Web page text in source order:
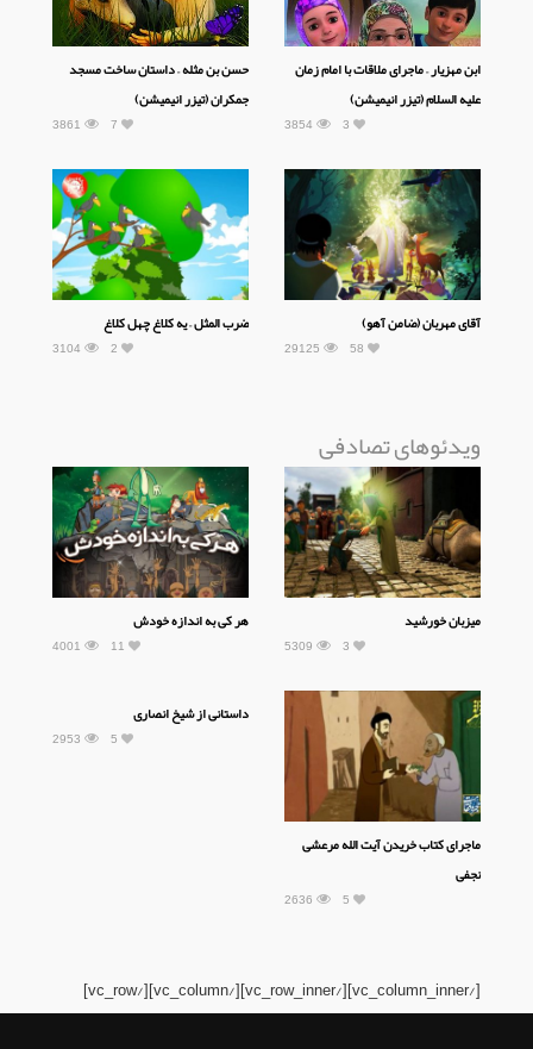
ابن مهزیار – ماجرای ملاقات با امام زمان
علیه السلام (تیزر انیمیشن)
3854 3
حسن بن مثله – داستان ساخت مسجد
جمکران (تیزر انیمیشن)
3861 7
آقای مهربان (ضامن آهو)
29125 58
ضرب المثل – یه کلاغ چهل کلاغ
3104 2
ویدئوهای تصادفی
میزبان خورشید
5309 3
هر کی به اندازه خودش
4001 11
ماجرای کتاب خریدن آیت الله مرعشی
نجفی
2636 5
داستانی از شیخ انصاری
2953 5
[/vc_column_inner][/vc_row_inner][/vc_column][/vc_row]